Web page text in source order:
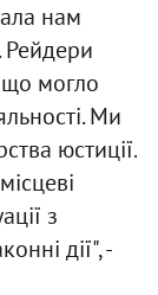
нам
Рейдери
що могло
Ми
юстиції.
з
дії", -